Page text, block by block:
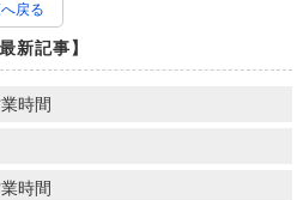
戻る
最新記事】
時間
時間